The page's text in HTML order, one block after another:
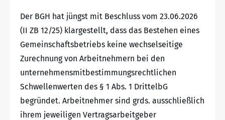
Der BGH hat jüngst mit Beschluss vom 23.06.2026
(II ZB 12/25) klargestellt, dass das Bestehen eines
Gemeinschaftsbetriebs keine wechselseitige
Zurechnung von Arbeitnehmern bei den
unternehmensmitbestimmungsrechtlichen
Schwellenwerten des § 1 Abs. 1 DrittelbG
begründet. Arbeitnehmer sind grds. ausschließlich
ihrem jeweiligen Vertragsarbeitgeber